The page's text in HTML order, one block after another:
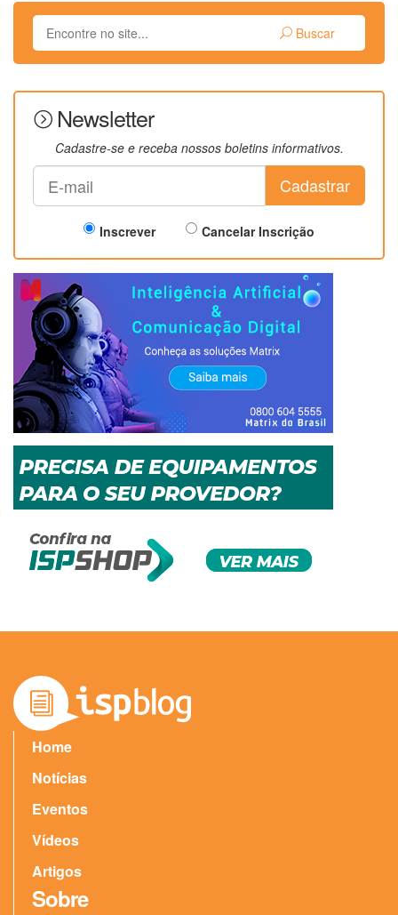
Buscar
Newsletter
Cadastre-se e receba nossos boletins informativos.
Cadastrar
Inscrever Cancelar Inscrição
Home
Notícias
Eventos
Vídeos
Artigos
Sobre